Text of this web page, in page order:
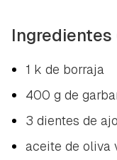
Ingredientes
1 k de borraja
400 g de
3 dientes de ajo
aceite de oliva